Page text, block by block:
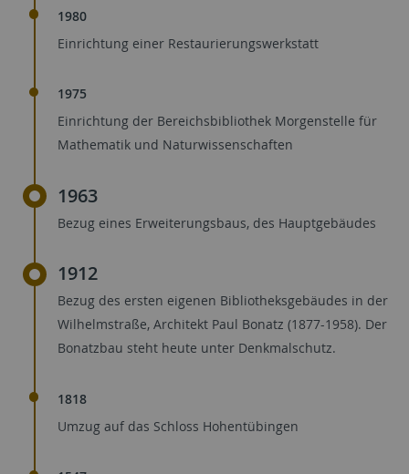
1980
Einrichtung einer Restaurierungswerkstatt
1975
Einrichtung der Bereichsbibliothek Morgenstelle für
Mathematik und Naturwissenschaften
1963
Bezug eines Erweiterungsbaus, des Hauptgebäudes
1912
Bezug des ersten eigenen Bibliotheksgebäudes in der
Wilhelmstraße, Architekt Paul Bonatz (1877-1958). Der
Bonatzbau steht heute unter Denkmalschutz.
1818
Umzug auf das Schloss Hohentübingen